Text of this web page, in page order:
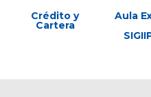
Crédito y
Cartera
Aula